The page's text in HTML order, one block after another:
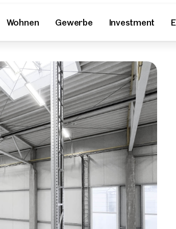
Wohnen Gewerbe Investment